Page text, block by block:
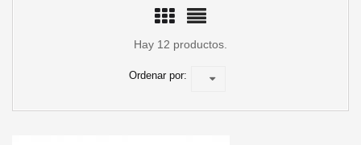
Hay 12 productos.
Ordenar por: